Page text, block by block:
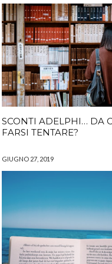
SCONTI ADELPHI… DA
FARSI TENTARE?
GIUGNO 27, 2019